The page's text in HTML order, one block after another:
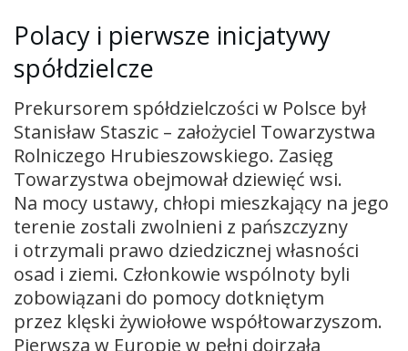
Polacy i pierwsze inicjatywy
spółdzielcze
Prekursorem spółdzielczości w Polsce był
Stanisław Staszic – założyciel Towarzystwa
Rolniczego Hrubieszowskiego. Zasięg
Towarzystwa obejmował dziewięć wsi.
Na mocy ustawy, chłopi mieszkający na jego
terenie zostali zwolnieni z pańszczyzny
i otrzymali prawo dziedzicznej własności
osad i ziemi. Członkowie wspólnoty byli
zobowiązani do pomocy dotkniętym
przez klęski żywiołowe współtowarzyszom.
Pierwsza w Europie w pełni dojrzała